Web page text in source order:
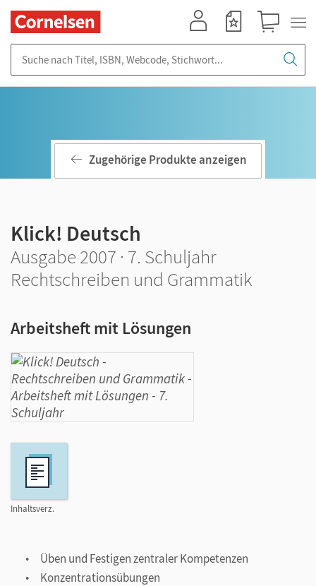
Inhaltsverz.
Zugehörige Produkte anzeigen
Klick! Deutsch
Ausgabe 2007 · 7. Schuljahr
Rechtschreiben und Grammatik
Arbeitsheft mit Lösungen
Üben und Festigen zentraler Kompetenzen
Konzentrationsübungen